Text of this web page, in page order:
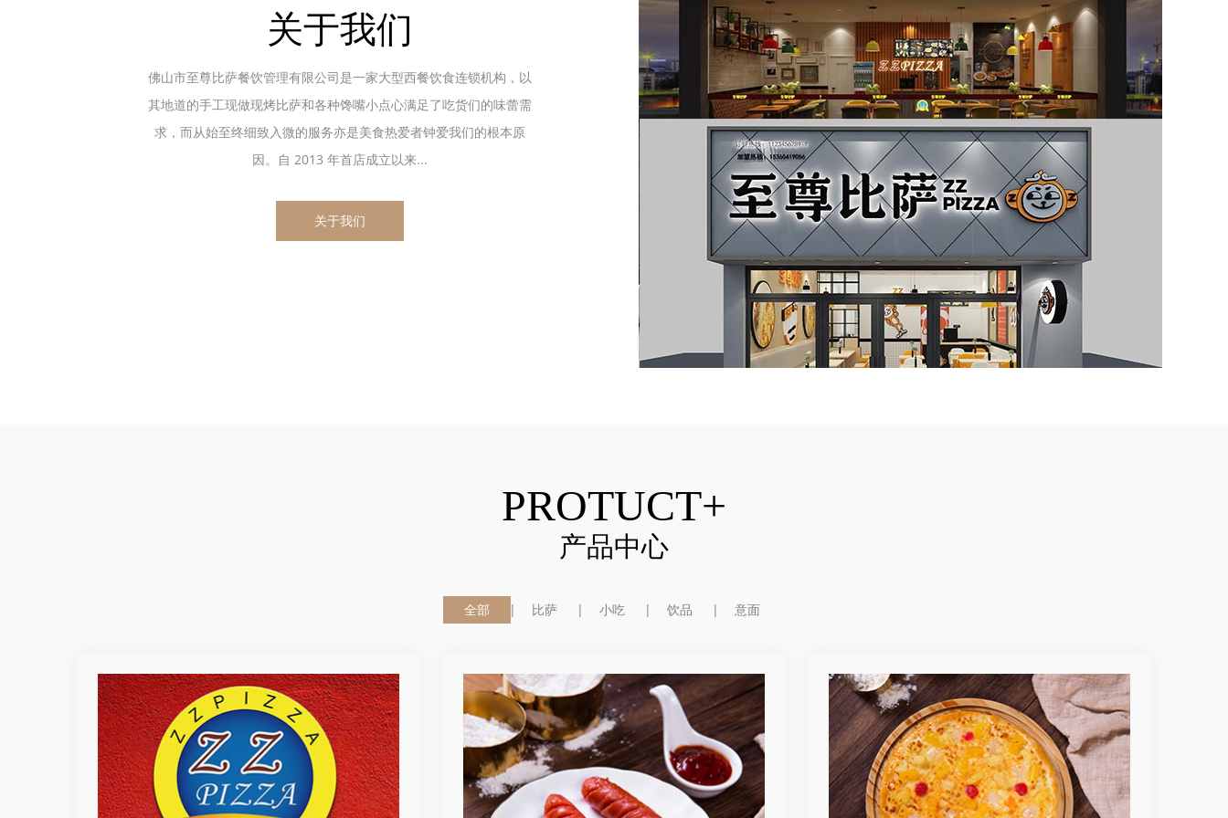
关于我们
佛山市至尊比萨餐饮管理有限公司是一家大型西餐饮食连锁机构，以
其地道的手工现做现烤比萨和各种馋嘴小点心满足了吃货们的味蕾需
求，而从始至终细致入微的服务亦是美食热爱者钟爱我们的根本原
因。自 2013 年首店成立以来...
关于我们
PROTUCT+
产品中心
全部 比萨 小吃 饮品 意面